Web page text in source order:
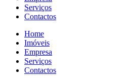
Serviços
Contactos
Home
Imóveis
Empresa
Serviços
Contactos